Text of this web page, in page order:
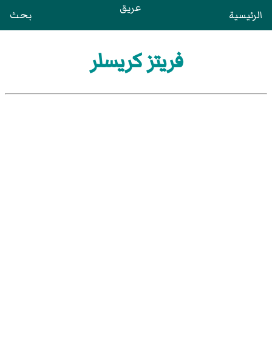
الرئيسية عريق بحث
فريتز كريسلر